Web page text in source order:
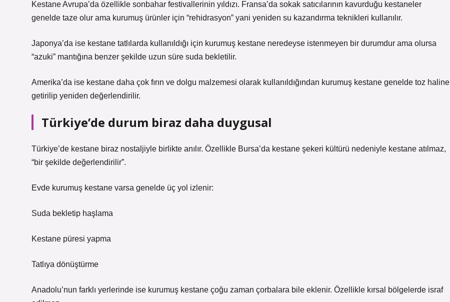
Kestane Avrupa’da özellikle sonbahar festivallerinin yıldızı. Fransa’da sokak satıcılarının kavurduğu kestaneler
genelde taze olur ama kurumuş ürünler için “rehidrasyon” yani yeniden su kazandırma teknikleri kullanılır.
Japonya’da ise kestane tatlılarda kullanıldığı için kurumuş kestane neredeyse istenmeyen bir durumdur ama olursa
“azuki” mantığına benzer şekilde uzun süre suda bekletilir.
Amerika’da ise kestane daha çok fırın ve dolgu malzemesi olarak kullanıldığından kurumuş kestane genelde toz haline
getirilip yeniden değerlendirilir.
Türkiye’de durum biraz daha duygusal
Türkiye’de kestane biraz nostaljiyle birlikte anılır. Özellikle Bursa’da kestane şekeri kültürü nedeniyle kestane atılmaz,
“bir şekilde değerlendirilir”.
Evde kurumuş kestane varsa genelde üç yol izlenir:
Suda bekletip haşlama
Kestane püresi yapma
Tatlıya dönüştürme
Anadolu’nun farklı yerlerinde ise kurumuş kestane çoğu zaman çorbalara bile eklenir. Özellikle kırsal bölgelerde israf